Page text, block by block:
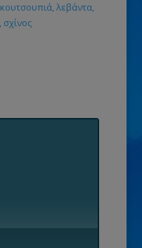
κουτσουπιά λεβάντα
σχίνος